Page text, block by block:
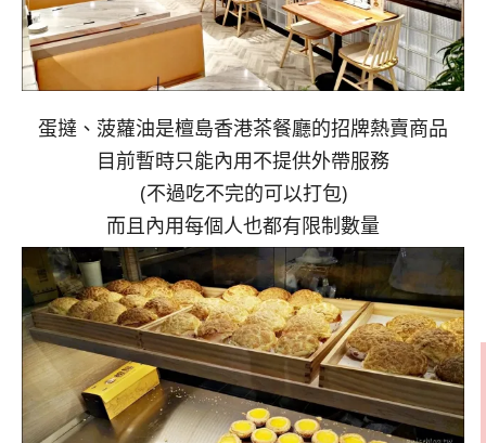
蛋撻、菠蘿油是檀島香港茶餐廳的招牌熱賣商品
目前暫時只能內用不提供外帶服務
(不過吃不完的可以打包)
而且內用每個人也都有限制數量